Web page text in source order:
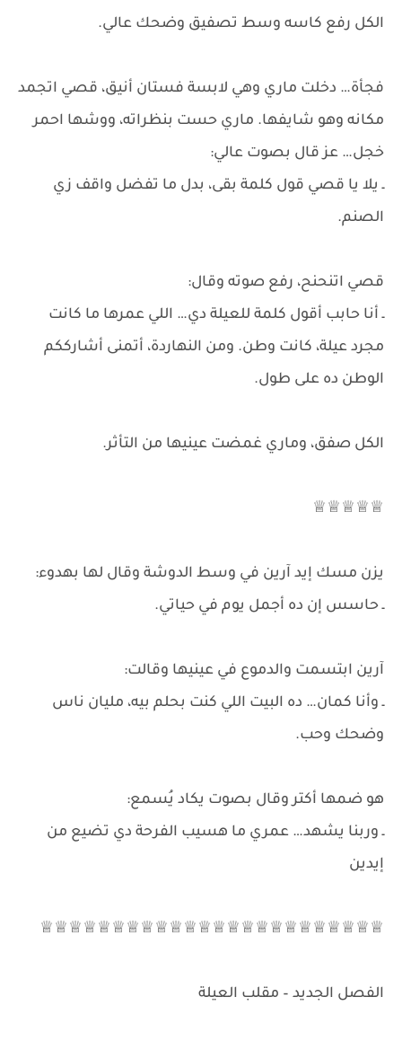
الكل رفع كاسه وسط تصفيق وضحك عالي.
فجأة… دخلت ماري وهي لابسة فستان أنيق، قصي اتجمد
مكانه وهو شايفها. ماري حست بنظراته، ووشها احمر
خجل… عز قال بصوت عالي:
ـ يلا يا قصي قول كلمة بقى، بدل ما تفضل واقف زي
الصنم.
قصي اتنحنح، رفع صوته وقال:
ـ أنا حابب أقول كلمة للعيلة دي… اللي عمرها ما كانت
مجرد عيلة، كانت وطن. ومن النهاردة، أتمنى أشارككم
الوطن ده على طول.
الكل صفق، وماري غمضت عينيها من التأثر.
♕♕♕♕♕
يزن مسك إيد آرين في وسط الدوشة وقال لها بهدوء:
ـ حاسس إن ده أجمل يوم في حياتي.
آرين ابتسمت والدموع في عينيها وقالت:
ـ وأنا كمان… ده البيت اللي كنت بحلم بيه، مليان ناس
وضحك وحب.
هو ضمها أكتر وقال بصوت يكاد يُسمع:
ـ وربنا يشهد… عمري ما هسيب الفرحة دي تضيع من
إيدين
♕♕♕♕♕♕♕♕♕♕♕♕♕♕♕♕♕♕♕♕♕♕♕♕
الفصل الجديد – مقلب العيلة